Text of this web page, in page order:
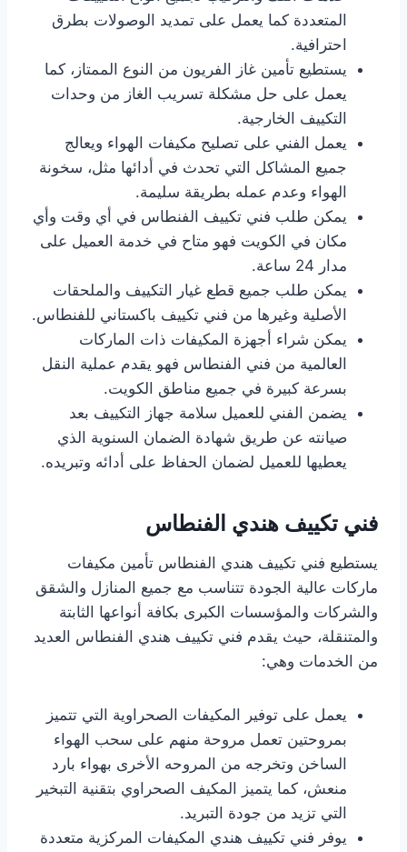
المتعددة كما يعمل على تمديد الوصولات بطرق
احترافية.
يستطيع تأمين غاز الفريون من النوع الممتاز، كما
يعمل على حل مشكلة تسريب الغاز من وحدات
التكييف الخارجية.
يعمل الفني على تصليح مكيفات الهواء ويعالج
جميع المشاكل التي تحدث في أدائها مثل، سخونة
الهواء وعدم عمله بطريقة سليمة.
يمكن طلب فني تكييف الفنطاس في أي وقت وأي
مكان في الكويت فهو متاح في خدمة العميل على
مدار 24 ساعة.
يمكن طلب جميع قطع غيار التكييف والملحقات
الأصلية وغيرها من فني تكييف باكستاني للفنطاس.
يمكن شراء أجهزة المكيفات ذات الماركات
العالمية من فني الفنطاس فهو يقدم عملية النقل
بسرعة كبيرة في جميع مناطق الكويت.
يضمن الفني للعميل سلامة جهاز التكييف بعد
صيانته عن طريق شهادة الضمان السنوية الذي
يعطيها للعميل لضمان الحفاظ على أدائه وتبريده.
فني تكييف هندي الفنطاس
يستطيع فني تكييف هندي الفنطاس تأمين مكيفات
ماركات عالية الجودة تتناسب مع جميع المنازل والشقق
والشركات والمؤسسات الكبرى بكافة أنواعها الثابتة
والمتنقلة، حيث يقدم فني تكييف هندي الفنطاس العديد
من الخدمات وهي:
يعمل على توفير المكيفات الصحراوية التي تتميز
بمروحتين تعمل مروحة منهم على سحب الهواء
الساخن وتخرجه من المروحه الأخرى بهواء بارد
منعش، كما يتميز المكيف الصحراوي بتقنية التبخير
التي تزيد من جودة التبريد.
يوفر فني تكييف هندي المكيفات المركزية متعددة